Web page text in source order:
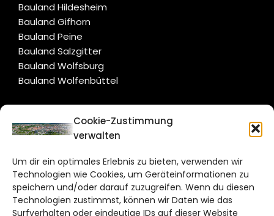
Cookie-Zustimmung
verwalten
Um dir ein optimales Erlebnis zu bieten, verwenden wir
Technologien wie Cookies, um Geräteinformationen zu
speichern und/oder darauf zuzugreifen. Wenn du diesen
Technologien zustimmst, können wir Daten wie das
Surfverhalten oder eindeutige IDs auf dieser Website
Bauland Hildesheim
Bauland Gifhorn
Bauland Peine
Bauland Salzgitter
Bauland Wolfsburg
Bauland Wolfenbüttel
CITYLIFE!
Bruchtorwall 12
38100 Braunschweig
Telefon: 0531 387220 – 65